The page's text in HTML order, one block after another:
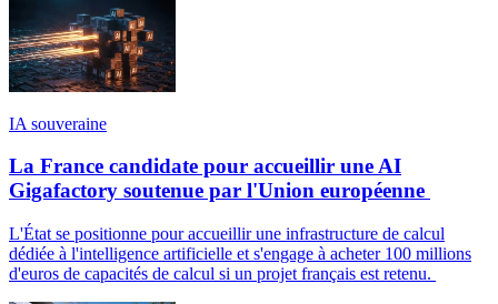
IA souveraine
La France candidate pour accueillir une AI
Gigafactory soutenue par l'Union européenne
L'État se positionne pour accueillir une infrastructure de calcul
dédiée à l'intelligence artificielle et s'engage à acheter 100 millions
d'euros de capacités de calcul si un projet français est retenu.